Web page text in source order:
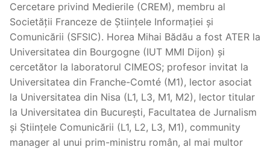
Cercetare privind Medierile (CREM), membru al
Societății Franceze de Științele Informației și
Comunicării (SFSIC). Horea Mihai Bădău a fost ATER la
Universitatea din Bourgogne (IUT MMI Dijon) și
cercetător la laboratorul CIMEOS; profesor invitat la
Universitatea din Franche-Comté (M1), lector asociat
la Universitatea din Nisa (L1, L3, M1, M2), lector titular
la Universitatea din București, Facultatea de Jurnalism
și Științele Comunicării (L1, L2, L3, M1), community
manager al unui prim-ministru român, al mai multor